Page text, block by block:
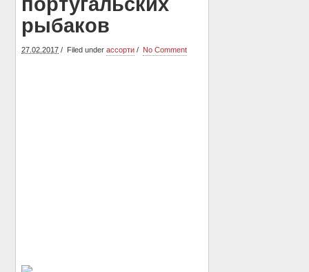
рыбаков
27.02.2017 Filed underассорти No Comment